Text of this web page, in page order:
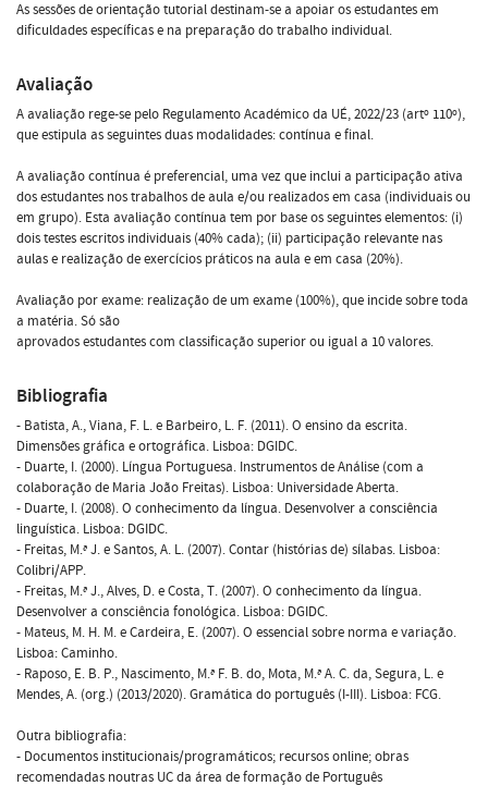
As sessões de orientação tutorial destinam-se a apoiar os estudantes em
dificuldades específicas e na preparação do trabalho individual.
Avaliação
A avaliação rege-se pelo Regulamento Académico da UÉ, 2022/23 (artº 110º),
que estipula as seguintes duas modalidades: contínua e final.
A avaliação contínua é preferencial, uma vez que inclui a participação ativa
dos estudantes nos trabalhos de aula e/ou realizados em casa (individuais ou
em grupo). Esta avaliação contínua tem por base os seguintes elementos: (i)
dois testes escritos individuais (40% cada); (ii) participação relevante nas
aulas e realização de exercícios práticos na aula e em casa (20%).
Avaliação por exame: realização de um exame (100%), que incide sobre toda
a matéria. Só são
aprovados estudantes com classificação superior ou igual a 10 valores.
Bibliografia
- Batista, A., Viana, F. L. e Barbeiro, L. F. (2011). O ensino da escrita.
Dimensões gráfica e ortográfica. Lisboa: DGIDC.
- Duarte, I. (2000). Língua Portuguesa. Instrumentos de Análise (com a
colaboração de Maria João Freitas). Lisboa: Universidade Aberta.
- Duarte, I. (2008). O conhecimento da língua. Desenvolver a consciência
linguística. Lisboa: DGIDC.
- Freitas, M.ª J. e Santos, A. L. (2007). Contar (histórias de) sílabas. Lisboa:
Colibri/APP.
- Freitas, M.ª J., Alves, D. e Costa, T. (2007). O conhecimento da língua.
Desenvolver a consciência fonológica. Lisboa: DGIDC.
- Mateus, M. H. M. e Cardeira, E. (2007). O essencial sobre norma e variação.
Lisboa: Caminho.
- Raposo, E. B. P., Nascimento, M.ª F. B. do, Mota, M.ª A. C. da, Segura, L. e
Mendes, A. (org.) (2013/2020). Gramática do português (I-III). Lisboa: FCG.
Outra bibliografia:
- Documentos institucionais/programáticos; recursos online; obras
recomendadas noutras UC da área de formação de Português